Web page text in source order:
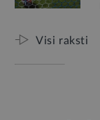
Visi raksti